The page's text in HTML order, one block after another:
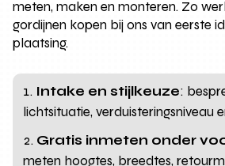
meten, maken en monteren. Zo
gordijnen kopen bij ons van eerste
plaatsing.
Intake en stijlkeuze:
lichtsituatie, verduisteringsniveau
Gratis inmeten onder
meten hoogtes, breedtes,